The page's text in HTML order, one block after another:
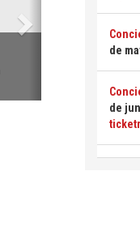
de
de